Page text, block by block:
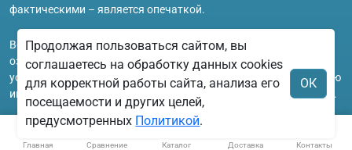
фактическими – является опечаткой.
Вся информация на сайте region-tver.su носит исключительно
ознакомительный и справочный характер и ни при каких
условиях не является публичной офертой. Всю дополнительную
информацию можно узнать по телефонам указанным на сайте.
Главная Сравнение Каталог Доставка Контакты
Продолжая пользоваться сайтом, вы
соглашаетесь на обработку данных cookies
для корректной работы сайта, анализа его
посещаемости и других целей,
предусмотренных Политикой.
ОК